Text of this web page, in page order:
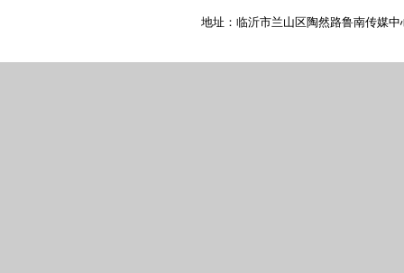
地址：临沂市兰山区陶然路鲁南传媒